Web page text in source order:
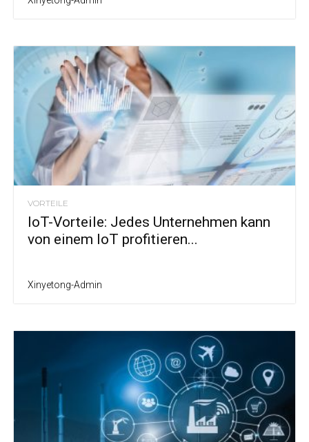
VORTEILE
IoT-Vorteile: Jedes Unternehmen kann
von einem IoT profitieren...
Xinyetong-Admin